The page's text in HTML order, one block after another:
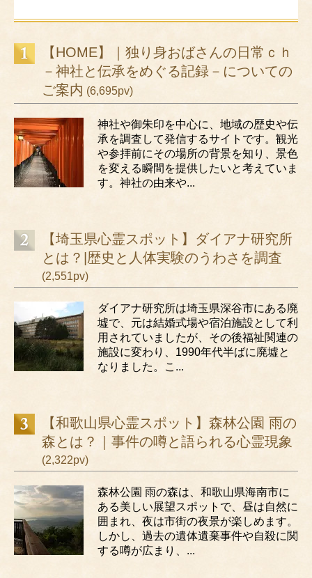
【HOME】｜独り身おばさんの日常ｃｈ
－神社と伝承をめぐる記録－についての
ご案内 (6,695pv)
神社や御朱印を中心に、地域の歴史や伝
承を調査して発信するサイトです。観光
や参拝前にその場所の背景を知り、景色
を変える瞬間を提供したいと考えていま
す。神社の由来や...
【埼玉県心霊スポット】ダイアナ研究所
とは？|歴史と人体実験のうわさを調査
(2,551pv)
ダイアナ研究所は埼玉県深谷市にある廃
墟で、元は結婚式場や宿泊施設として利
用されていましたが、その後福祉関連の
施設に変わり、1990年代半ばに廃墟と
なりました。こ...
【和歌山県心霊スポット】森林公園 雨の
森とは？｜事件の噂と語られる心霊現象
(2,322pv)
森林公園 雨の森は、和歌山県海南市に
ある美しい展望スポットで、昼は自然に
囲まれ、夜は市街の夜景が楽しめます。
しかし、過去の遺体遺棄事件や自殺に関
する噂が広まり、...